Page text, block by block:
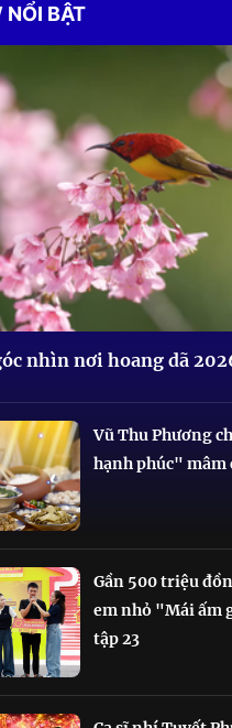
NỔI BẬT
nhìn nơi hoang dã
Vũ Thu Phương
hạnh phúc" mâm
Gần 500 triệu
em nhỏ "Mái ấm
tập 23